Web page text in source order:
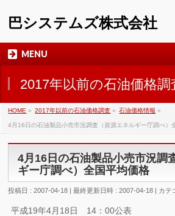
巴システムズ株式会社
MENU
2017年以前の石油価格調
HOME » 2017年以前の石油価格調査 » 石油価格情報 »
4月16日の石油製品小売市況調査（資源エネルギー庁調べ）
4月16日の石油製品小売市況調
ギー庁調べ）全国平均価格
投稿日 : 2007-04-18 最終更新日時 : 2007-04-18 カテ
平成19年4月18日 14：00公表